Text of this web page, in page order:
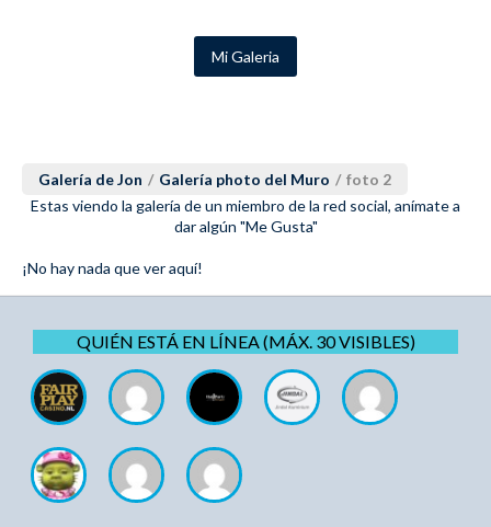
Mi Galeria
Galería de Jon / Galería photo del Muro / foto 2
Estas viendo la galería de un miembro de la red social, anímate a
dar algún "Me Gusta"
¡No hay nada que ver aquí!
QUIÉN ESTÁ EN LÍNEA (MÁX. 30 VISIBLES)